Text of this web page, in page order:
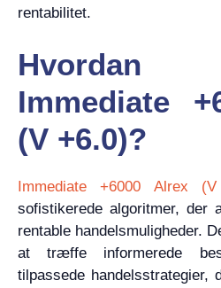
rentabilitet.
Immediate
(V +6.0)?
Immediate +6000 Alrex
sofistikerede algoritmer, der
rentable handelsmuligheder.
at træffe informerede
tilpassede handelsstrategier,